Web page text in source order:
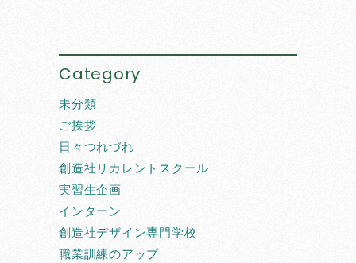
Category
未分類
ご挨拶
日々つれづれ
創造社リカレントスクール
実習生企画
インターン
創造社デザイン専門学校
職業訓練のアップ